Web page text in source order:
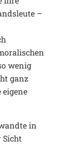
–
wenig
ganz
in
Sicht